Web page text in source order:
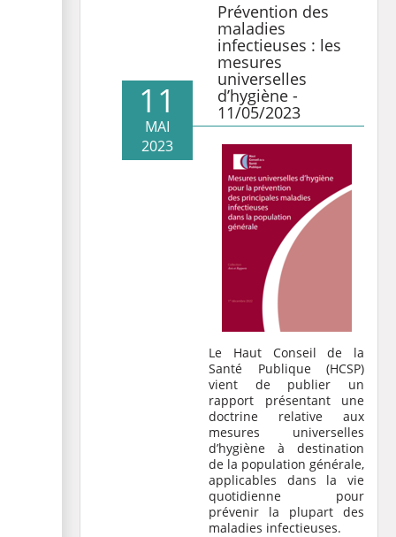
Prévention des
maladies
infectieuses : les
mesures
universelles
d’hygiène -
11/05/2023
11
MAI
2023
Le Haut Conseil de la
Santé Publique (HCSP)
vient de publier un
rapport présentant une
doctrine relative aux
mesures universelles
d’hygiène à destination
de la population générale,
applicables dans la vie
quotidienne pour
prévenir la plupart des
maladies infectieuses.